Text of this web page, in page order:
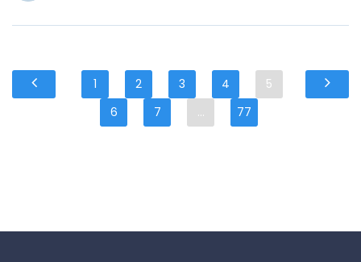
1 2 3 4
5
6
7 ... 77